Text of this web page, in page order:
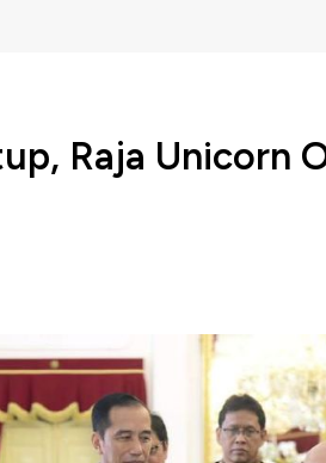
Raja Unicorn